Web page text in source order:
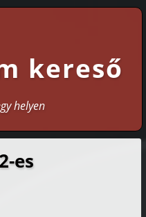
kereső
helyen
es